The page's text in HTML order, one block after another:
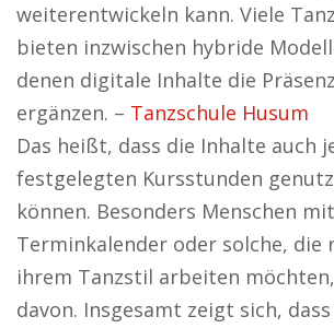
weiterentwickeln kann. Viele
bieten inzwischen hybride
denen digitale Inhalte die
ergänzen. – Tanzschule Husum
Das heißt, dass die Inhalte auch
festgelegten Kursstunden
können. Besonders Menschen
Terminkalender oder solche, die
ihrem Tanzstil arbeiten
davon. Insgesamt zeigt sich,